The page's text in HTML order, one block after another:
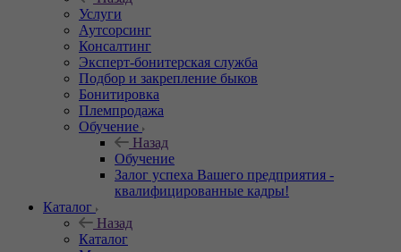
Услуги
Аутсорсинг
Консалтинг
Эксперт-бонитерская служба
Подбор и закрепление быков
Бонитировка
Племпродажа
Обучение
Назад
Обучение
Залог успеха Вашего предприятия -
квалифицированные кадры!
Каталог
Назад
Каталог